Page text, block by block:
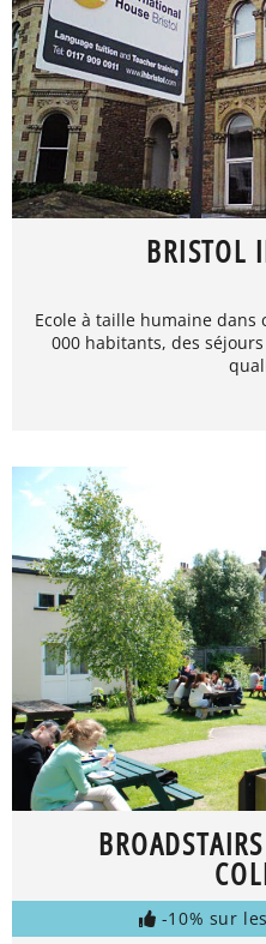
BRISTOL
Ecole à taille humaine
000 habitants, des
-10% sur